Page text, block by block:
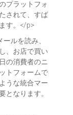
プラットフォ
されて、すば
す。</p>
ルを読み、
、お店で買い
の消費者のニ
トフォームで
うな統合マー
となります。